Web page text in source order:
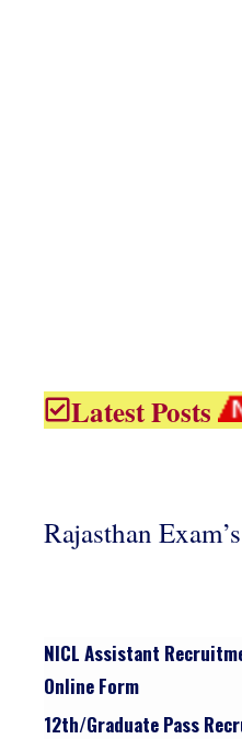
Latest Posts
Rajasthan Exam’s
NICL Assistant
Online Form
12th/graduate Pass